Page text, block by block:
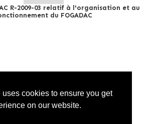
cookies to ensure you get
on our website.
R-2009-03 relatif à l'organisation et au
du FOGADAC